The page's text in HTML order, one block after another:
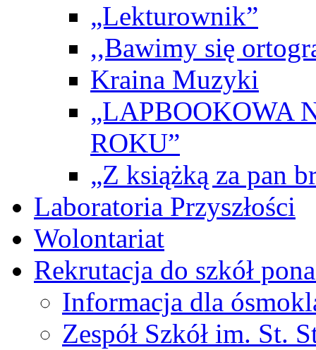
„Lekturownik”
,,Bawimy się
Kraina Muzyki
„LAPBOOKOWA
ROKU”
„Z książką za pan
Laboratoria Przyszłości
Wolontariat
Rekrutacja do szkół
Informacja dla
Zespół Szkół im. St.